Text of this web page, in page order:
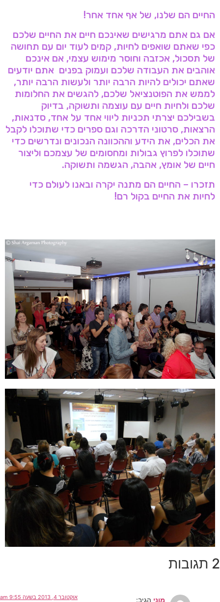
החיים הם שלנו, של אף אחד אחר!
אם גם אתם מרגישים שאינכם חיים את החיים שלכם
כפי שאתם שואפים לחיות, קמים לעוד יום עם תחושה
של תסכול, אכזבה וחוסר מימוש עצמי, אם אינכם
אוהבים את העבודה שלכם ועמוק בפנים אתם יודעים
שאתם יכולים להיות הרבה יותר ולעשות הרבה יותר,
לממש את הפוטנציאל שלכם, להגשים את החלומות
שלכם ולחיות חיים עם עוצמה ותשוקה, בדיוק
בשבילכם יצרתי תכניות ליווי אחד על אחד, סדנאות,
הרצאות, סרטוני הדרכה וגם ספרים כדי שתוכלו לקבל
את הכלים, את הידע וההכוונה הנכונים ונדרשים כדי
שתוכלו לפרוץ גבולות ומחסומים של עצמכם וליצור
חיים של אומץ, אהבה, הגשמה ותשוקה.
תזכרו – החיים הם מתנה יקרה ובאנו לעולם כדי
לחיות את החיים בקול רם!
2 תגובות
מוני הגיב: אוקטובר 4, 2013 בשעה 9:55 am